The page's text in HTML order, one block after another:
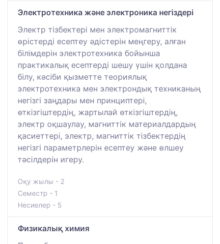
Электротехника және электроника негіздері
Электр тізбектері мен электромагниттік
өрістерді есептеу әдістерін меңгеру, алған
білімдерін электротехника бойынша
практикалық есептерді шешу үшін қолдана
білу, кәсіби қызметте теориялық
электротехника мен электрондық техниканың
негізгі заңдары мен принциптері,
өткізгіштердің, жартылай өткізгіштердің,
электр оқшаулау, магниттік материалдардың
қасиеттері, электр, магниттік тізбектердің
негізгі параметрлерін есептеу және өлшеу
тәсілдерін игеру.
Оқу жылы - 2
Семестр - 1
Несиелер - 5
Физикалық химия